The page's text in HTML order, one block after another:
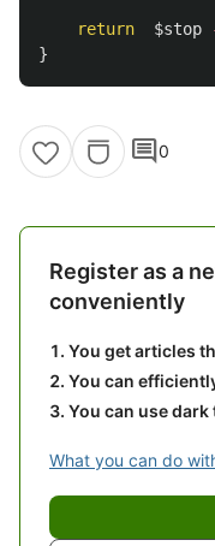
return $stop
}
comment0
Register as a
conveniently
You get articles
You can
You can use dark
What you can do